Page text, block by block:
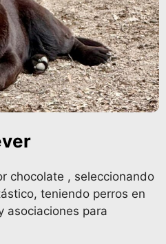
chocolate , seleccionando
teniendo perros en
asociaciones para